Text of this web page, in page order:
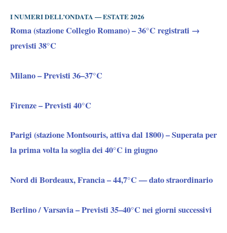
I NUMERI DELL’ONDATA — ESTATE 2026
Roma (stazione Collegio Romano) –36°C registrati →
previsti 38°C
Milano –Previsti 36–37°C
Firenze –Previsti 40°C
Parigi (stazione Montsouris, attiva dal 1800) –Superata per
la prima volta la soglia dei 40°C in giugno
Nord di Bordeaux, Francia –44,7°C — dato straordinario
Berlino / Varsavia –Previsti 35–40°C nei giorni successivi